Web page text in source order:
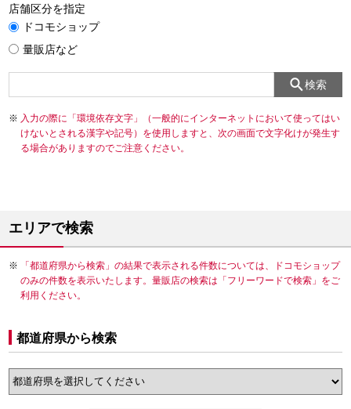
店舗区分を指定
ドコモショップ
量販店など
検索
入力の際に「環境依存文字」（一般的にインターネットにおいて使ってはい
けないとされる漢字や記号）を使用しますと、次の画面で文字化けが発生す
る場合がありますのでご注意ください。
エリアで検索
「都道府県から検索」の結果で表示される件数については、ドコモショップ
のみの件数を表示いたします。量販店の検索は「フリーワードで検索」をご
利用ください。
都道府県から検索